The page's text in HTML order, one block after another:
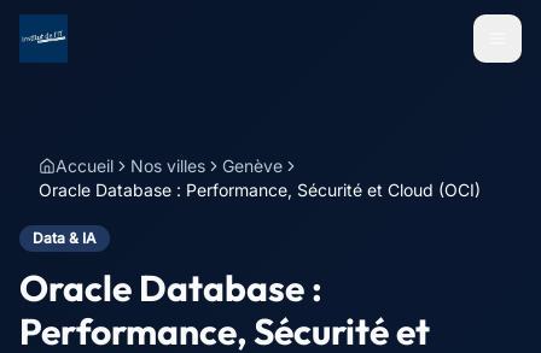
Menu
Accueil Nos villes
Genève
Oracle Database : Performance, Sécurité et Cloud (OCI)
Data & IA
Oracle Database :
Performance, Sécurité et